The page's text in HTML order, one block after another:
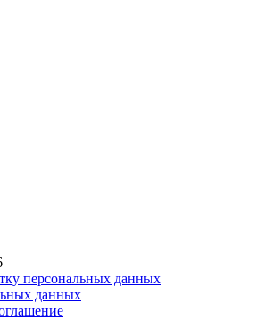
персональных данных
данных